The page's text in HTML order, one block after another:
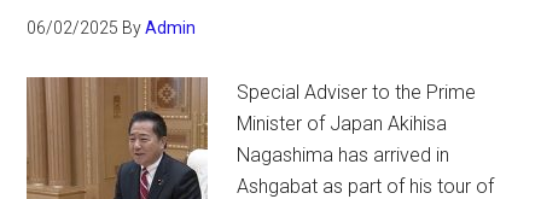
06/02/2025 ByAdmin
Special Adviser to the Prime
Minister of Japan Akihisa
Nagashima has arrived in
Ashgabat as part of his tour of